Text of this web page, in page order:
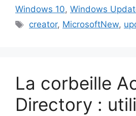
Windows 10, Windows
Étiquettes
creator, MicrosoftNew,
La corbeille
Directory :